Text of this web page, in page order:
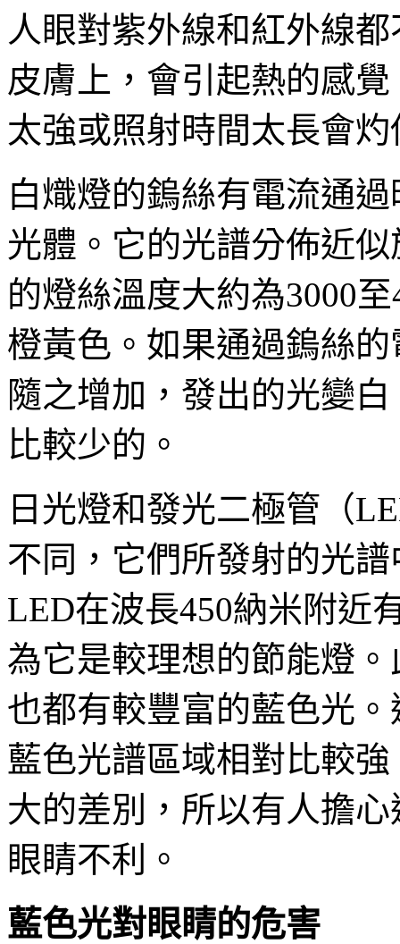
人眼對紫外線和紅外線
皮膚上，會引起熱的感
太強或照射時間太長會
白熾燈的鎢絲有電流通
光體。它的光譜分佈近
的燈絲溫度大約為3000
橙黃色。如果通過鎢絲
隨之增加，發出的光變
比較少的。
日光燈和發光二極管（
不同，它們所發射的光
LED在波長450納米附近
為它是較理想的節能燈
也都有較豐富的藍色光
藍色光譜區域相對比較
大的差別，所以有人擔
眼睛不利。
藍色光對眼睛的危害